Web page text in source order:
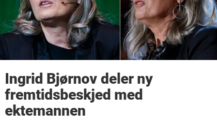
Ingrid Bjørnov deler ny
fremtidsbeskjed med
ektemannen